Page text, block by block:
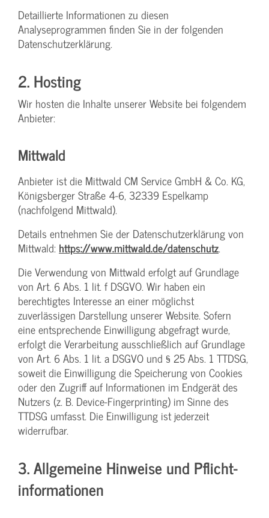
Detaillierte Informationen zu diesen
Analyseprogrammen finden Sie in der folgenden
Datenschutzerklärung.
2. Hosting
Wir hosten die Inhalte unserer Website bei folgendem
Anbieter:
Mittwald
Anbieter ist die Mittwald CM Service GmbH & Co. KG,
Königsberger Straße 4-6, 32339 Espelkamp
(nachfolgend Mittwald).
Details entnehmen Sie der Datenschutzerklärung von
Mittwald: https://www.mittwald.de/datenschutz.
Die Verwendung von Mittwald erfolgt auf Grundlage
von Art. 6 Abs. 1 lit. f DSGVO. Wir haben ein
berechtigtes Interesse an einer möglichst
zuverlässigen Darstellung unserer Website. Sofern
eine entsprechende Einwilligung abgefragt wurde,
erfolgt die Verarbeitung ausschließlich auf Grundlage
von Art. 6 Abs. 1 lit. a DSGVO und § 25 Abs. 1 TTDSG,
soweit die Einwilligung die Speicherung von Cookies
oder den Zugriff auf Informationen im Endgerät des
Nutzers (z. B. Device-Fingerprinting) im Sinne des
TTDSG umfasst. Die Einwilligung ist jederzeit
widerrufbar.
3. Allgemeine Hinweise und Pflicht­
informationen